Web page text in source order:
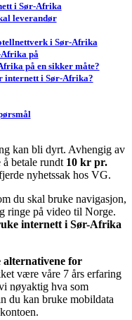
i Sør-Afrika
leverandør
i Sør-Afrika
Afrika på
på en sikker måte?
internett i Sør-Afrika?
kan bli dyrt. Avhengig av
betale rundt 10 kr pr.
nyhetssak hos VG.
du skal bruke navigasjon,
ringe på video til Norge.
internett i Sør-Afrika
alternativene for
være våre 7 års erfaring
nøyaktig hva som
du kan bruke mobildata